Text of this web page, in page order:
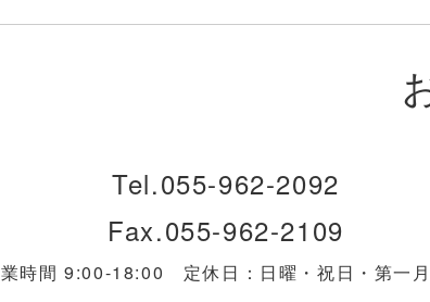
Tel.055-962-2092
Fax.055-962-2109
時間 9:00-18:00 定休日：日曜・祝日・第一